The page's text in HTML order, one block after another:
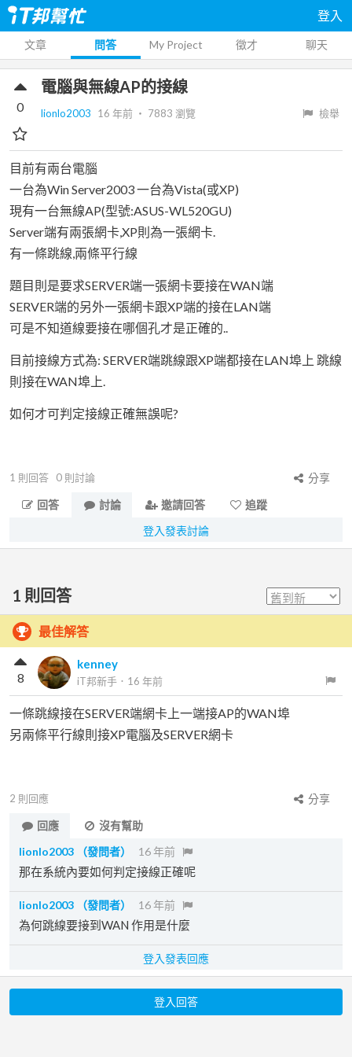
登入
文章 問答 My Project 徵才 聊天
電腦與無線AP的接線
lionlo2003 16 年前 ‧ 7883 瀏覽 檢舉
0
目前有兩台電腦
一台為Win Server2003 一台為Vista(或XP)
現有一台無線AP(型號:ASUS-WL520GU)
Server端有兩張網卡,XP則為一張網卡.
有一條跳線,兩條平行線
題目則是要求SERVER端一張網卡要接在WAN端
SERVER端的另外一張網卡跟XP端的接在LAN端
可是不知道線要接在哪個孔才是正確的..
目前接線方式為: SERVER端跳線跟XP端都接在LAN埠上 跳線
則接在WAN埠上.
如何才可判定接線正確無誤呢?
1 則回答 0 則討論
分享
回答
討論 邀請回答
追蹤
登入發表討論
1 則回答
最佳解答
kenney
iT邦新手 ． 16 年前
8
一條跳線接在SERVER端網卡上一端接AP的WAN埠
另兩條平行線則接XP電腦及SERVER網卡
2 則回應
分享
回應
沒有幫助
lionlo2003
（發問者） 16 年前
那在系統內要如何判定接線正確呢
lionlo2003 （發問者） 16 年前
為何跳線要接到WAN 作用是什麼
登入發表回應
登入回答